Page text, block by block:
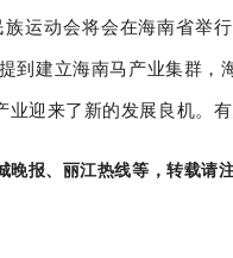
运动会将会在海南省举
到建立海南马产业集群，
业迎来了新的发展良机。
晚报、丽江热线等 ，转载请